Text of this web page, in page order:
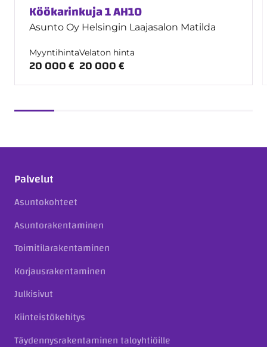
Köökarinkuja 1 AH10
Asunto Oy Helsingin Laajasalon Matilda
Myyntihinta
20 000 €
Velaton hinta
20 000 €
Palvelut
Asuntokohteet
Asuntorakentaminen
Toimitilarakentaminen
Korjausrakentaminen
Julkisivut
Kiinteistökehitys
Täydennysrakentaminen taloyhtiöille